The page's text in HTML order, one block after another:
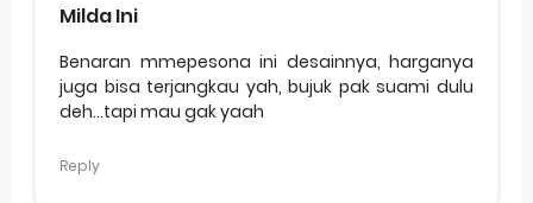
Milda Ini
Benaran mmepesona ini desainnya, harganya
juga bisa terjangkau yah, bujuk pak suami dulu
deh...tapi mau gak yaah
Reply